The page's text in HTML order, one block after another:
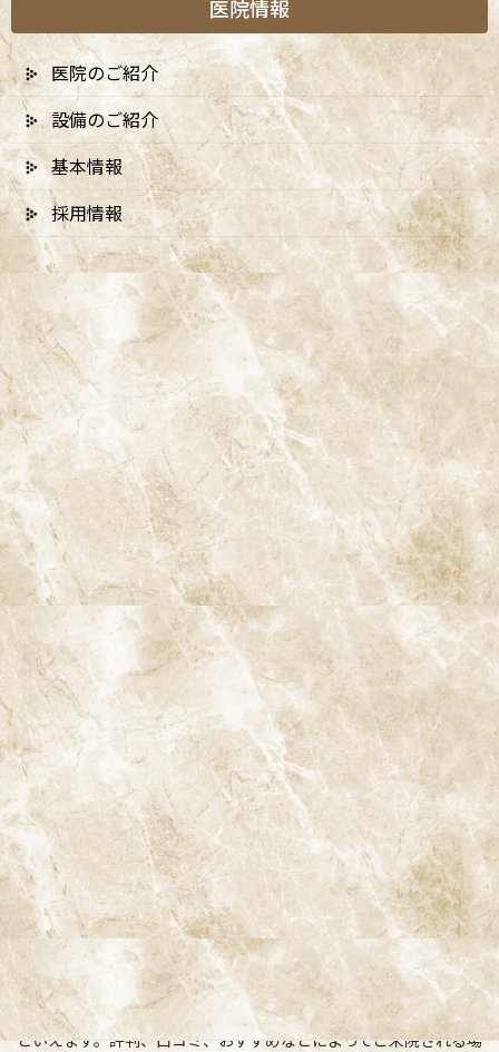
阿佐ヶ谷ことぶき歯科・矯正歯科
〒166-0004 東京都杉並区阿佐谷南3-37-14 第二北原ビル3階
阿佐ヶ谷の歯医者「阿佐ヶ谷ことぶき歯科・矯正歯科」 は、JR中
央線(快速)「阿佐ケ谷駅」徒歩0分 / JR中央/総武線「阿佐ケ谷駅」
徒歩0分 / 東京メトロ丸ノ内線「南阿佐ケ谷駅」徒歩8分の、駅す
ぐでとても通いやすい場所にある歯医者です。杉並区や中野区、新
宿、東京都内、隣接県や遠方からも患者様に来院頂きやすい環境
といえます。評判、口コミ、おすすめなどによってご来院される場
医院情報
医院のご紹介
設備のご紹介
基本情報
採用情報